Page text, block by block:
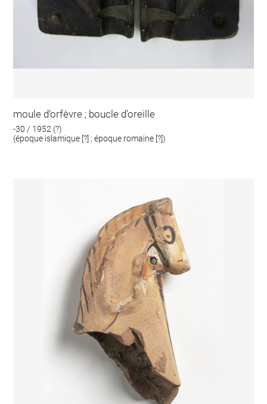
moule d'orfèvre ; boucle d'oreille
-30 / 1952 (?)
(époque islamique [?] ; époque romaine [?])